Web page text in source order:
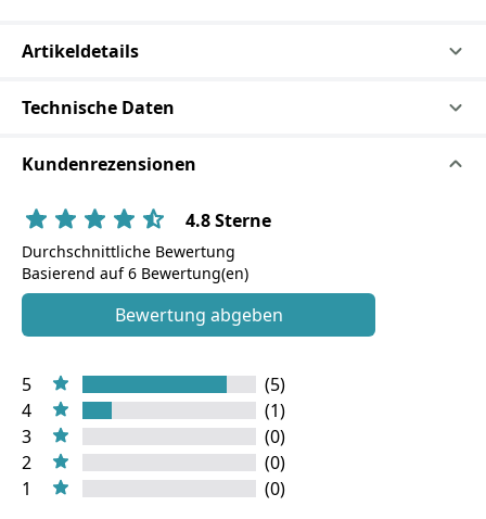
Artikeldetails
Technische Daten
Kundenrezensionen
4.8 Sterne
Durchschnittliche Bewertung
Basierend auf 6 Bewertung(en)
Bewertung abgeben
5
(5)
4
(1)
3
(0)
2
(0)
1
(0)